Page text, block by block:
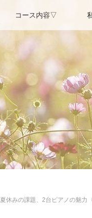
コース内容▽
夏休みの課題、2台ピアノの魅力〈